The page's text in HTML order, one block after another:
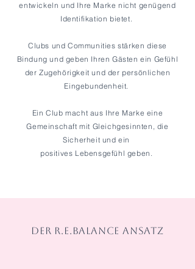
entwickeln und Ihre Marke nicht genügend
Identifikation bietet.
Clubs und Communities stärken diese
Bindung und geben Ihren Gästen ein Gefühl
der Zugehörigkeit und der persönlichen
Eingebundenheit.
Ein Club macht aus Ihre Marke eine
Gemeinschaft mit Gleichgesinnten, die
Sicherheit und ein
positives Lebensgefühl geben.
DER R.E.BALANCE ANSATZ